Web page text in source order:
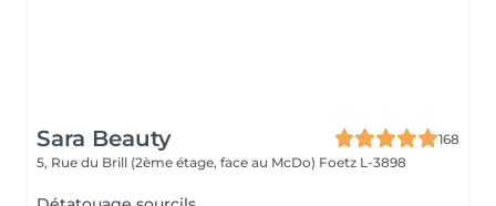
Sara Beauty
168
5, Rue du Brill (2ème étage, face au McDo) Foetz L-3898